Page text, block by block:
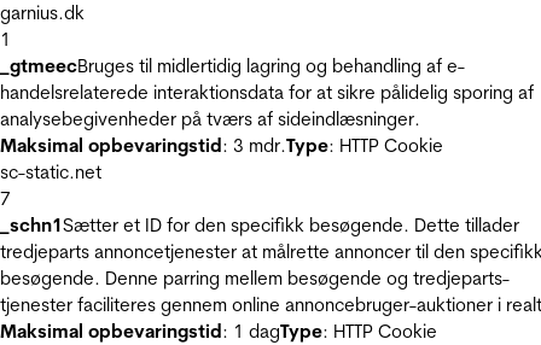
garnius.dk
1
_gtmeecBruges til midlertidig lagring og behandling af e-
handelsrelaterede interaktionsdata for at sikre pålidelig sporing af
analysebegivenheder på tværs af sideindlæsninger.
Maksimal opbevaringstid: 3 mdr.Type: HTTP Cookie
sc-static.net
7
_schn1Sætter et ID for den specifikk besøgende. Dette tillader
tredjeparts annoncetjenester at målrette annoncer til den
besøgende. Denne parring mellem besøgende og tredjeparts-
tjenester faciliteres gennem online annoncebruger-auktioner i
Maksimal opbevaringstid: 1 dagType: HTTP Cookie